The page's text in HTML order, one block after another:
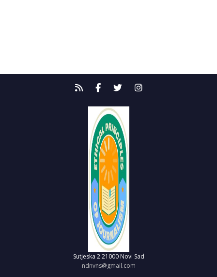
Sutjeska 2 21000 Novi Sad
ndnvns@gmail.com